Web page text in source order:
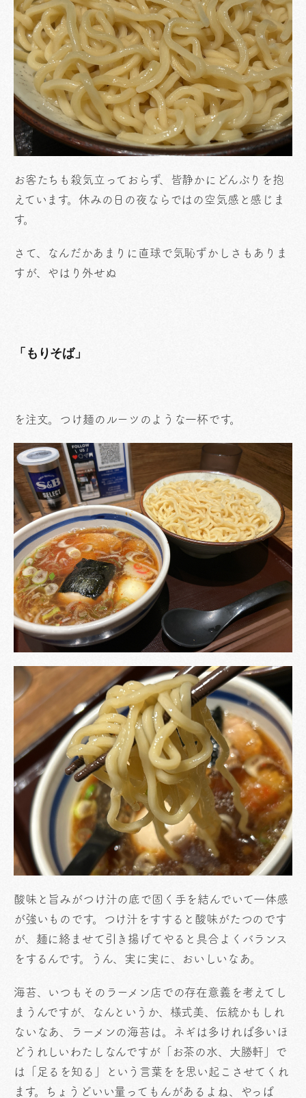
お客たちも殺気立っておらず、皆静かにどんぶりを抱
えています。休みの日の夜ならではの空気感と感じま
す。
さて、なんだかあまりに直球で気恥ずかしさもありま
すが、やはり外せぬ
「もりそば」
を注文。つけ麺のルーツのような一杯です。
酸味と旨みがつけ汁の底で固く手を結んでいて一体感
が強いものです。つけ汁をすすると酸味がたつのです
が、麺に絡ませて引き揚げてやると具合よくバランス
をするんです。うん、実に実に、おいしいなあ。
海苔、いつもそのラーメン店での存在意義を考えてし
まうんですが、なんというか、様式美、伝統かもしれ
ないなあ、ラーメンの海苔は。ネギは多ければ多いほ
どうれしいわたしなんですが「お茶の水、大勝軒」で
は「足るを知る」という言葉をを思い起こさせてくれ
ます。ちょうどいい量ってもんがあるよね、やっぱ